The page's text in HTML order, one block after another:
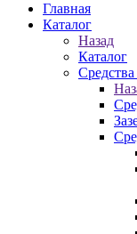
Главная
Каталог
Назад
Каталог